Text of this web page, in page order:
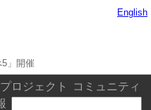
5」開催
ロジェクト
コミュニティ
English